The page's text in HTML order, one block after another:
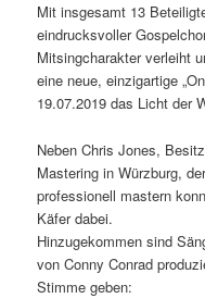
Mit insgesamt 13
eindrucksvoller
Mitsingcharakter verleiht
eine neue, einzigartige
19.07.2019 das Licht der
Neben Chris Jones,
Mastering in Würzburg,
professionell mastern
Käfer dabei.
Hinzugekommen sind
von Conny Conrad
Stimme geben: